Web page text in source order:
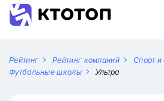
Рейтинг Рейтинг компаний
Спорт и
Футбольные школы
Ультра